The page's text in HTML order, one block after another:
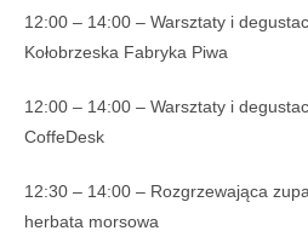
12:00 – 14:00 – Warsztaty i
Kołobrzeska Fabryka Piwa
12:00 – 14:00 – Warsztaty i
CoffeDesk
12:30 – 14:00 – Rozgrzewająca
herbata morsowa